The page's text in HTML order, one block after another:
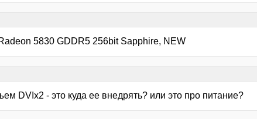
5830 GDDR5 256bit Sapphire, NEW
DVIx2 - это куда ее внедрять? или это про питание?